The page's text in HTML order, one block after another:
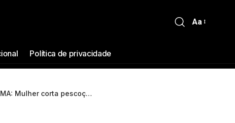
Aa
Política de privacidade
de taxista durante corrida no AM; VEJA VÍDEO